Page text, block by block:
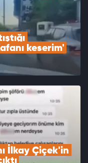
keserim'
İlkay Çiçek'in